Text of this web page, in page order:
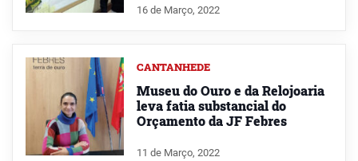
16 de Março, 2022
CANTANHEDE
Museu do Ouro e da Relojoaria
leva fatia substancial do
Orçamento da JF Febres
11 de Março, 2022